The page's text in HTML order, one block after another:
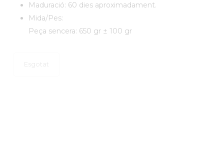
Maduració: 60 dies aproximadament.
Mida/Pes:
Peça sencera: 650 gr ± 100 gr
Esgotat